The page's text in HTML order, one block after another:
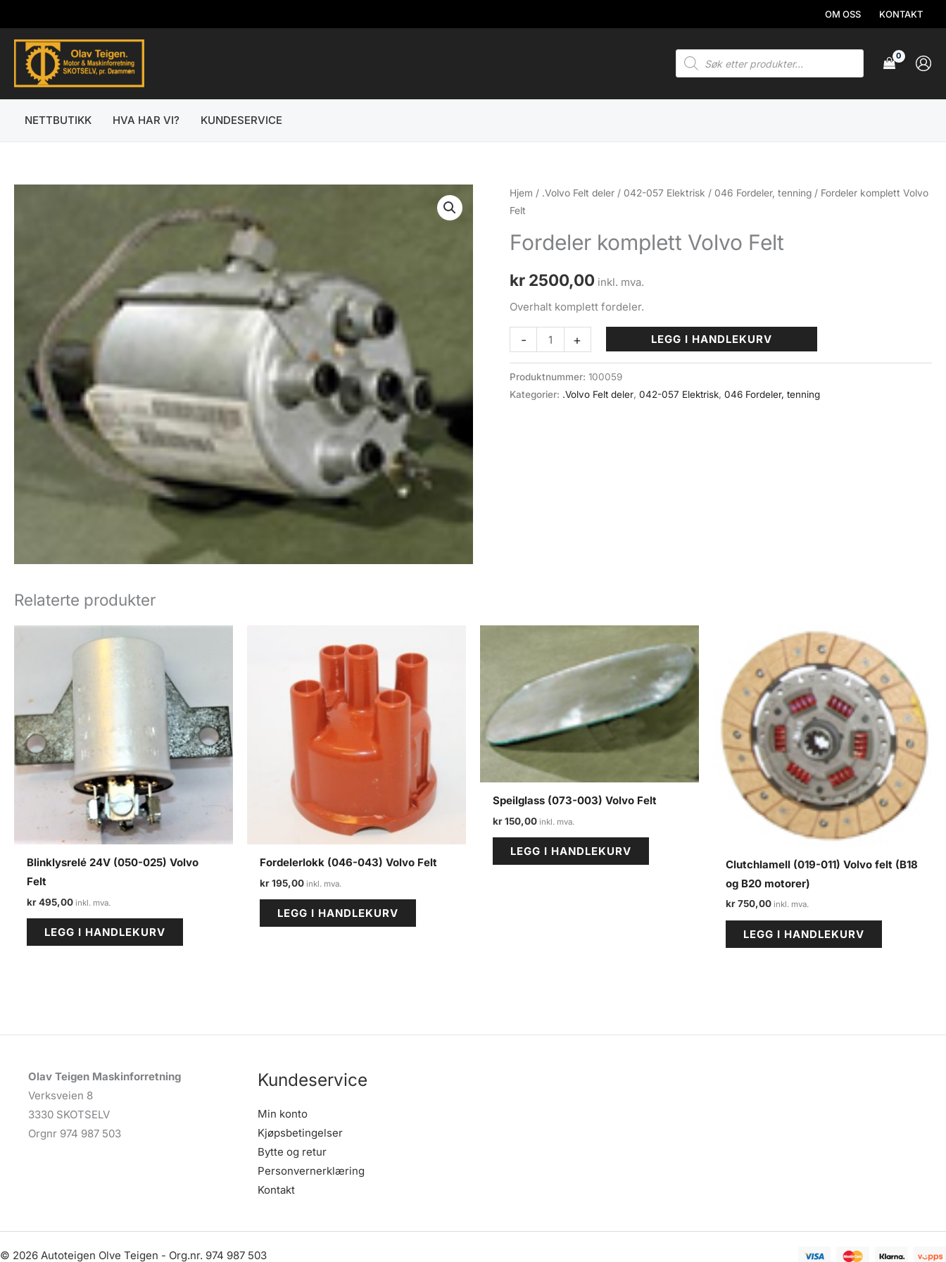
rett
innholdet
OM OSS KONTAKT
Products
search
NETTBUTIKK HVA HAR VI? KUNDESERVICE
Hjem / .Volvo Felt deler / 042-057 Elektrisk / 046 Fordeler, tenning / Fordeler komplett Volvo
Felt
Fordeler komplett Volvo Felt
kr 2500,00 inkl. mva.
Overhalt komplett fordeler.
-
Fordeler
komplett
Volvo
Felt
+ LEGG I HANDLEKURV
Produktnummer:100059
Kategorier: .Volvo Felt deler,042-057 Elektrisk,046 Fordeler, tenning
Relaterte produkter
Blinklysrelé 24V (050-025) Volvo
Felt
kr495,00
LEGG I HANDLEKURV
Fordelerlokk (046-043) Volvo Felt
kr195,00
LEGG I HANDLEKURV
Speilglass (073-003) Volvo Felt
kr150,00
LEGG I HANDLEKURV
Clutchlamell (019-011) Volvo felt (B18
og B20 motorer)
kr750,00
LEGG I HANDLEKURV
Olav Teigen Maskinforretning
Verksveien 8
3330 SKOTSELV
Orgnr 974 987 503
Kundeservice
Min konto
Kjøpsbetingelser
Bytte og retur
Personvernerklæring
Kontakt
© 2026 Autoteigen Olve Teigen - Org.nr. 974 987 503